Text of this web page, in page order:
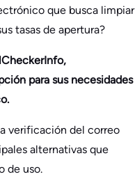
que busca limpiar
tasas de apertura?
para sus necesidades
verificación del correo
alternativas que
de uso.